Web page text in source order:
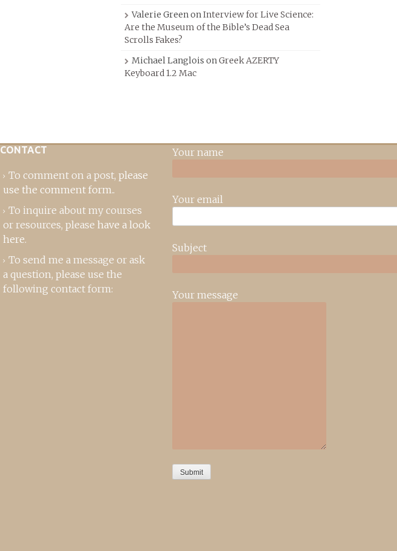
Valerie GreenonInterview for Live Science:
Are the Museum of the Bible’s Dead Sea
Scrolls Fakes?
Michael Langlois onGreek AZERTY
Keyboard 1.2 Mac
CONTACT
To comment on a post, please
use the comment form..
To inquire about my courses
or resources, please have a look
here.
To send me a message or ask
a question, please use the
following contact form:
Your name
Your email
Subject
Your message